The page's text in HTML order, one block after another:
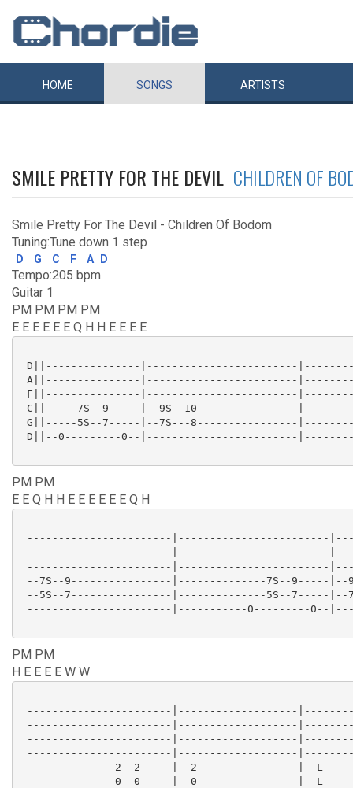
HOME SONGS ARTISTS
SMILE PRETTY FOR THE DEVIL CHILDREN OF
Smile Pretty For The Devil - Children Of Bodom
Tuning:Tune down 1 step
D G C F A D
Tempo:205 bpm
Guitar 1
PM PM PM PM
E E E E E E Q H H E E E E
D||---------------|------------------------
A||---------------|------------------------
F||---------------|------------------------
C||-----7S--9-----|--9S--10----------------
G||-----5S--7-----|--7S---8----------------
D||--0---------0--|------------------------
PM PM
E E Q H H E E E E E E Q H
-----------------------|------------------------
-----------------------|------------------------
-----------------------|------------------------
--7S--9----------------|--------------7S--9-----|--
--5S--7----------------|--------------5S--7-----|--
-----------------------|-----------0---------0--
PM PM
H E E E E W W
-----------------------|-------------------
-----------------------|-------------------
-----------------------|-------------------
-----------------------|-------------------
--------------2--2-----|--2----------------|--
--------------0--0-----|--0----------------|--